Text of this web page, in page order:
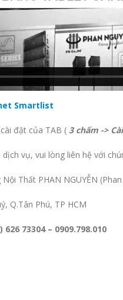
Smartlist
đặt của TAB ( 3 chấm ->
vụ, vui lòng liên hệ với
Thất PHAN NGUYỄN
Q.Tân Phú, TP HCM
626 73304 – 0909.798.010